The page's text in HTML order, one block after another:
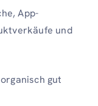
App-
und
gut